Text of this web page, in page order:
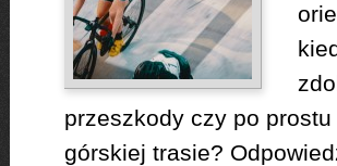
przeszkody czy po
górskiej trasie?